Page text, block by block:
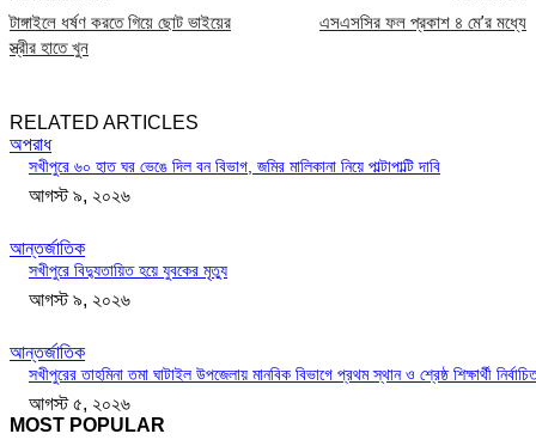
টাঙ্গাইলে ধর্ষণ করতে গিয়ে ছোট ভাইয়ের
স্ত্রীর হাতে খুন
এসএসসির ফল প্রকাশ ৪ মে’র মধ্যে
RELATED ARTICLES
অপরাধ
সখীপুরে ৬০ হাত ঘর ভেঙে দিল বন বিভাগ, জমির মালিকানা নিয়ে পাল্টাপাল্টি দাবি
আগস্ট ৯, ২০২৬
আন্তর্জাতিক
সখীপুরে বিদ্যুতায়িত হয়ে যুবকের মৃত্যু
আগস্ট ৯, ২০২৬
আন্তর্জাতিক
সখীপুরের তাহমিনা তমা ঘাটাইল উপজেলায় মানবিক বিভাগে প্রথম স্থান ও শ্রেষ্ঠ শিক্ষার্থী
আগস্ট ৫, ২০২৬
MOST POPULAR